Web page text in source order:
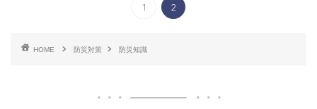
1 2
HOME 防災対策 防災知識